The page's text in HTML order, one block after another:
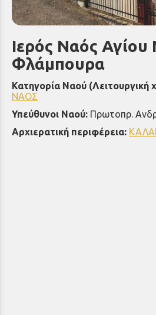
Ιερός Ναός Αγίου
Φλάμπουρα
Κατηγορία Ναού (Λειτουργική
ΝΑΟΣ
Υπεύθυνοι Ναού: Πρωτοπρ.
Αρχιερατική περιφέρεια: